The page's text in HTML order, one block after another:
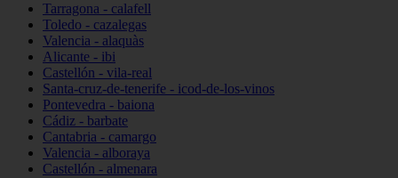
Tarragona - calafell
Toledo - cazalegas
Valencia - alaquàs
Alicante - ibi
Castellón - vila-real
Santa-cruz-de-tenerife - icod-de-los-vinos
Pontevedra - baiona
Cádiz - barbate
Cantabria - camargo
Valencia - alboraya
Castellón - almenara